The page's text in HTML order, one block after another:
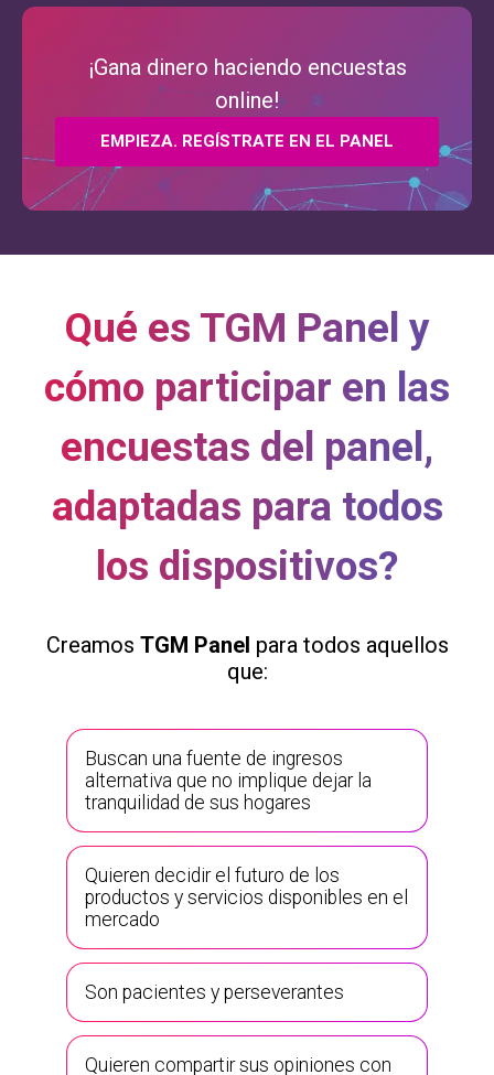
¡Gana dinero haciendo encuestas
online!
EMPIEZA. REGÍSTRATE EN EL PANEL
Qué es TGM Panel y
cómo participar en las
encuestas del panel,
adaptadas para todos
los dispositivos?
Creamos TGM Panel para todos aquellos
que:
Buscan una fuente de ingresos
alternativa que no implique dejar la
tranquilidad de sus hogares
Quieren decidir el futuro de los
productos y servicios disponibles en el
mercado
Son pacientes y perseverantes
Quieren compartir sus opiniones con